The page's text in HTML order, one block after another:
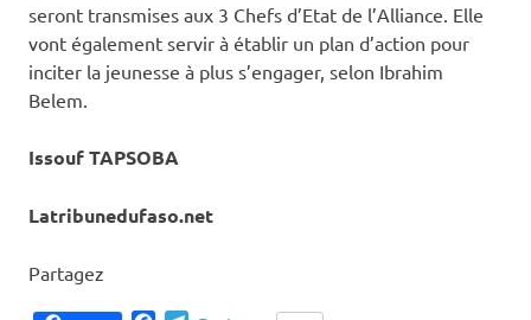
seront transmises aux 3 Chefs d’Etat de l’Alliance. Elle
vont également servir à établir un plan d’action pour
inciter la jeunesse à plus s’engager, selon Ibrahim
Belem.
Issouf TAPSOBA
Latribunedufaso.net
Partagez